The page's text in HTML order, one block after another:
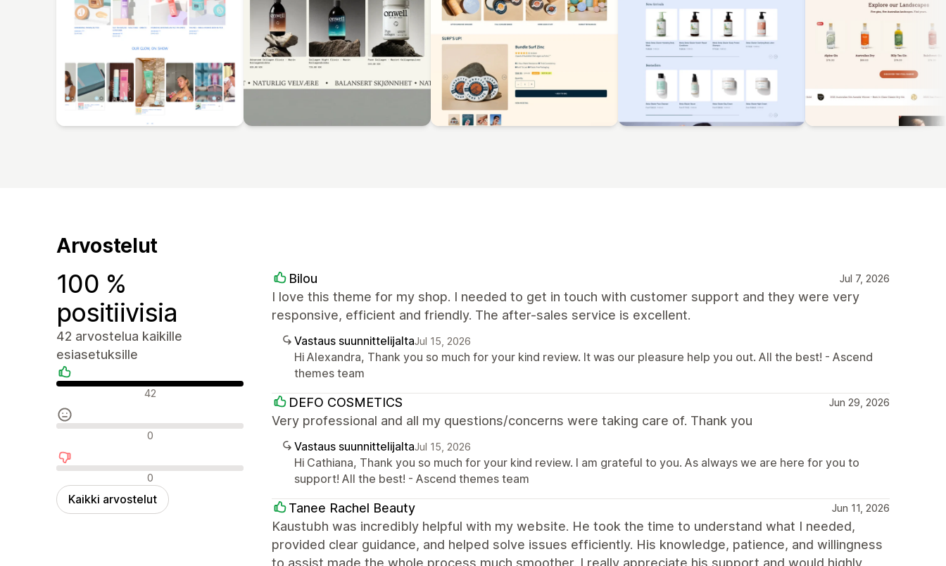
Arvostelut
100 %
positiivisia
42 arvostelua kaikille
esiasetuksille
Positiiviset arvostelut
42
Neutraalit arvostelut
0
Negatiiviset arvostelut
0
Kaikki arvostelut
Bilou Jul 7, 2026
I love this theme for my shop. I needed to get in touch with customer support and they were very
responsive, efficient and friendly. The after-sales service is excellent.
Vastaus suunnittelijaltaJul 15, 2026
Hi Alexandra, Thank you so much for your kind review. It was our pleasure help you out. All the best! - Ascend
themes team
DEFO COSMETICS Jun 29, 2026
Very professional and all my questions/concerns were taking care of. Thank you
Vastaus suunnittelijaltaJul 15, 2026
Hi Cathiana, Thank you so much for your kind review. I am grateful to you. As always we are here for you to
support! All the best! - Ascend themes team
Tanee Rachel Beauty Jun 11, 2026
Kaustubh was incredibly helpful with my website. He took the time to understand what I needed,
provided clear guidance, and helped solve issues efficiently. His knowledge, patience, and willingness
to assist made the whole process much smoother. I really appreciate his support and would highly